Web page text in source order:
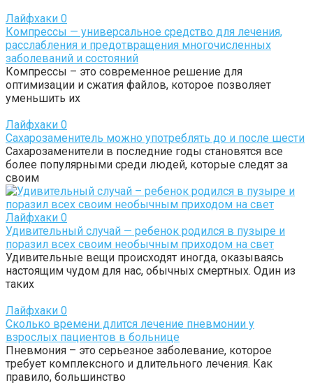
Лайфхаки 0
Компрессы — универсальное средство для лечения,
расслабления и предотвращения многочисленных
заболеваний и состояний
Компрессы – это современное решение для
оптимизации и сжатия файлов, которое позволяет
уменьшить их
Лайфхаки 0
Сахарозаменитель можно употреблять до и после шести
Сахарозаменители в последние годы становятся все
более популярными среди людей, которые следят за
своим
Лайфхаки 0
Удивительный случай — ребенок родился в пузыре и
поразил всех своим необычным приходом на свет
Удивительные вещи происходят иногда, оказываясь
настоящим чудом для нас, обычных смертных. Один из
таких
Лайфхаки 0
Сколько времени длится лечение пневмонии у
взрослых пациентов в больнице
Пневмония – это серьезное заболевание, которое
требует комплексного и длительного лечения. Как
правило, большинство